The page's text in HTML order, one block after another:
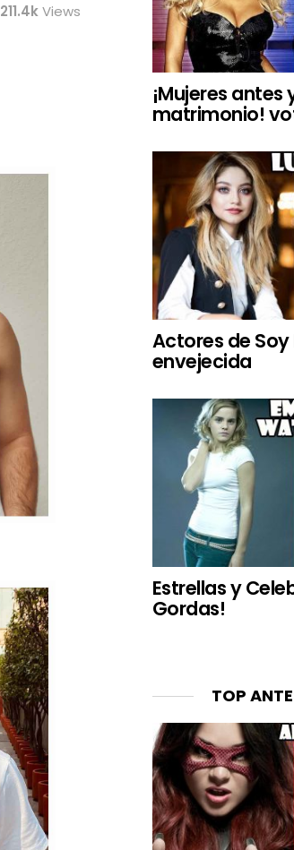
211.4kViews
¡Mujeres antes
matrimonio!
Actores de Soy
envejecida
Estrellas y
Gordas!
TOP